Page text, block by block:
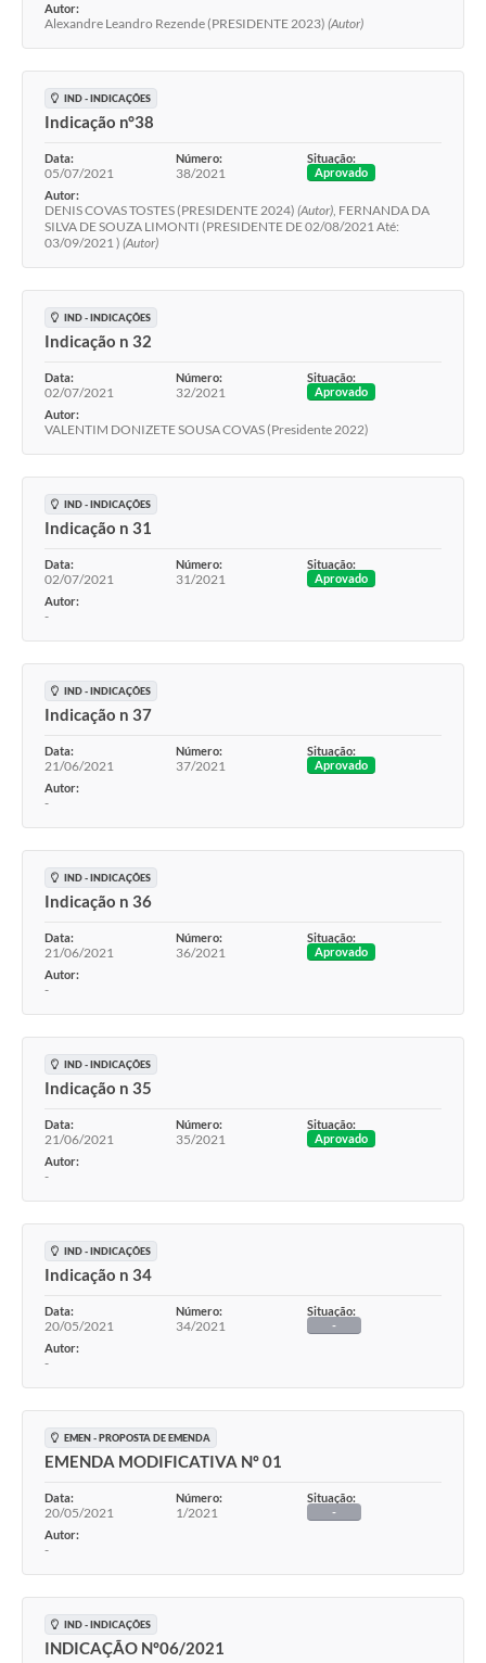
Autor:
Alexandre Leandro Rezende (PRESIDENTE 2023) (Autor)
IND - INDICAÇÕES
Indicação n°38
Data:
05/07/2021
Número:
38/2021
Situação:
Aprovado
Autor:
DENIS COVAS TOSTES (PRESIDENTE 2024) (Autor), FERNANDA DA
SILVA DE SOUZA LIMONTI (PRESIDENTE DE 02/08/2021 Até:
03/09/2021 ) (Autor)
IND - INDICAÇÕES
Indicação n 32
Data:
02/07/2021
Número:
32/2021
Situação:
Aprovado
Autor:
VALENTIM DONIZETE SOUSA COVAS (Presidente 2022)
IND - INDICAÇÕES
Indicação n 31
Data:
02/07/2021
Número:
31/2021
Situação:
Aprovado
Autor:
-
IND - INDICAÇÕES
Indicação n 37
Data:
21/06/2021
Número:
37/2021
Situação:
Aprovado
Autor:
-
IND - INDICAÇÕES
Indicação n 36
Data:
21/06/2021
Número:
36/2021
Situação:
Aprovado
Autor:
-
IND - INDICAÇÕES
Indicação n 35
Data:
21/06/2021
Número:
35/2021
Situação:
Aprovado
Autor:
-
IND - INDICAÇÕES
Indicação n 34
Data:
20/05/2021
Número:
34/2021
Situação:
-
Autor:
-
EMEN - PROPOSTA DE EMENDA
EMENDA MODIFICATIVA Nº 01
Data:
20/05/2021
Número:
1/2021
Situação:
-
Autor:
-
IND - INDICAÇÕES
INDICAÇÃO Nº06/2021